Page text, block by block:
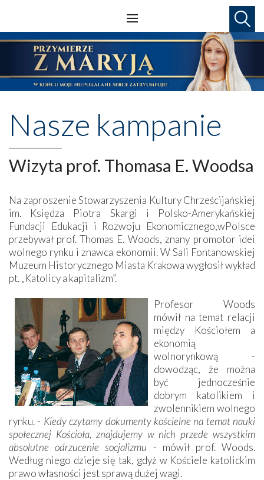
Nasze kampanie
Wizyta prof. Thomasa E. Woodsa
Na zaproszenie Stowarzyszenia Kultury Chrześcijańskiej
im. Księdza Piotra Skargi i Polsko-Amerykańskiej
Fundacji Edukacji i Rozwoju Ekonomicznego,wPolsce
przebywał prof. Thomas E. Woods, znany promotor idei
wolnego rynku i znawca ekonomii. W Sali Fontanowskiej
Muzeum Historycznego Miasta Krakowa wygłosił wykład
pt. „Katolicy a kapitalizm”.
Profesor Woods
mówił na temat relacji
między Kościołem a
ekonomią
wolnorynkową -
dowodząc, że można
być jednocześnie
dobrym katolikiem i
zwolennikiem wolnego
rynku. - Kiedy czytamy dokumenty kościelne na temat nauki
społecznej Kościoła, znajdujemy w nich przede wszystkim
absolutne odrzucenie socjalizmu - mówił prof. Woods.
Według niego dzieje się tak, gdyż w Kościele katolickim
prawo własności jest sprawą dużej wagi.